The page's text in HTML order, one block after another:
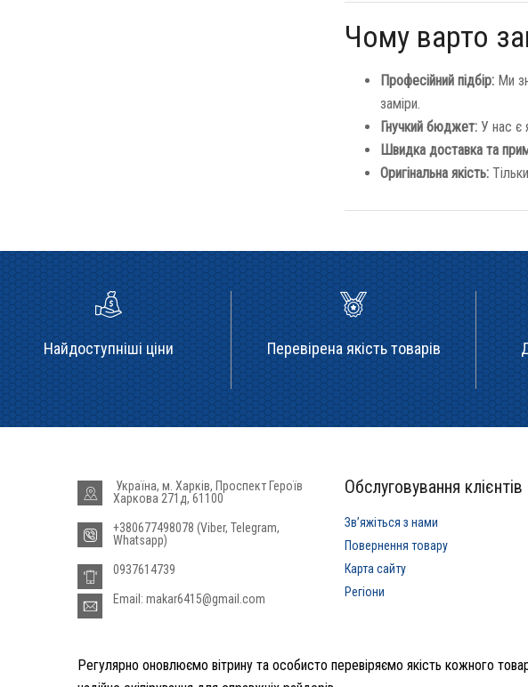
Чому варто
Професійний підбір: Ми
заміри.
Гнучкий бюджет: У нас є
Швидка доставка та
Оригінальна якість:
Найдоступніші ціни Перевірена якість товарів
Україна, м. Харків, Проспект Героїв
Харкова 271д, 61100
+380677498078 (Viber, Telegram,
Whatsapp)
0937614739
Email: makar6415@gmail.com
Обслуговування клієнтів
Звʼяжіться з нами
Повернення товару
Карта сайту
Регіони
Регулярно оновлюємо вітрину та особисто перевіряємо якість кожного